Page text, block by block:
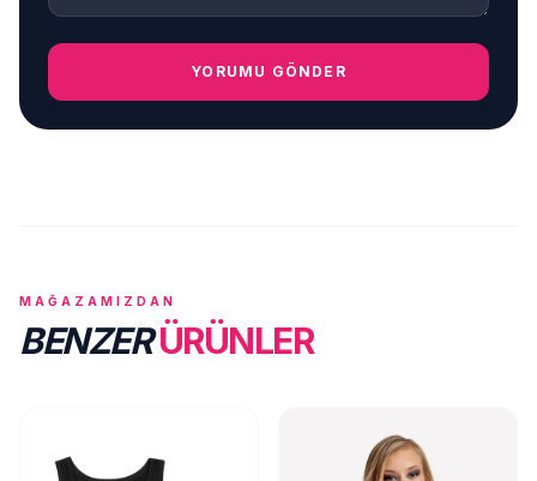
YORUMU GÖNDER
MAĞAZAMIZDAN
BENZERÜRÜNLER